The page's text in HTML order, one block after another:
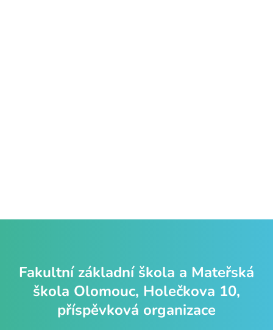
Fakultní základní škola a Mateřská
škola Olomouc, Holečkova 10,
příspěvková organizace